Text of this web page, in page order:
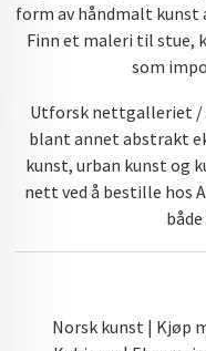
form av håndmalt kunst
Finn et maleri til
som
Utforsk nettgalleriet /
blant annet abstrakt
kunst, urban kunst og
nett ved å bestille hos
Norsk kunst | Kjøp